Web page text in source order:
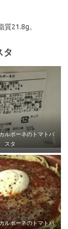
21.8g。
タ
ルポーネのトマトパ
スタ
ルポーネのトマトパ